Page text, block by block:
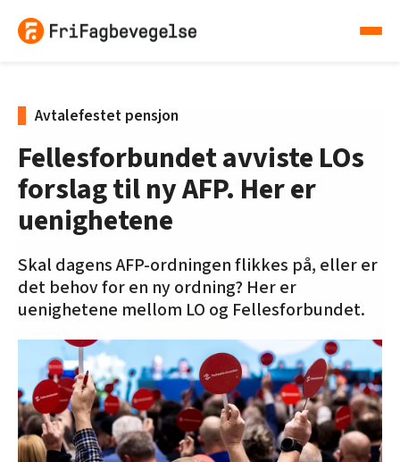
Avtalefestet pensjon
Fellesforbundet avviste LOs
forslag til ny AFP. Her er
uenighetene
Skal dagens AFP-ordningen flikkes på, eller er
det behov for en ny ordning? Her er
uenighetene mellom LO og Fellesforbundet.